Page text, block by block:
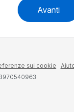
Avanti
sui cookie